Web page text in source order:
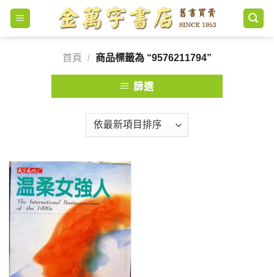
Skip
content
首頁
/ 商品標籤為 “9576211794”
篩選